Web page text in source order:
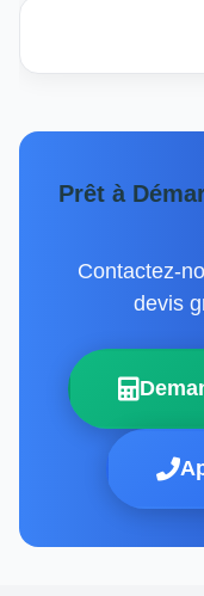
Prêt à
Contactez-
devis